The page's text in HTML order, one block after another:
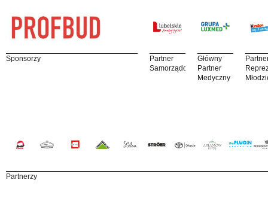
Sponsorzy
Partner
Samorządowy
Główny
Partner
Medyczny
Partnerzy